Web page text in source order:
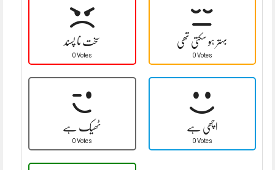
سخت نا پسند
0 Votes
بہتر ہو سکتی تھی
0 Votes
ٹھیک ہے
0 Votes
اچھی ہے
0 Votes